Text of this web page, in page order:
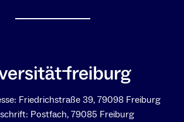
Friedrichstraße 39, 79098 Freiburg
Postfach, 79085 Freiburg